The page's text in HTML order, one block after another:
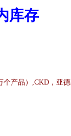
库存
个产品） ,CKD ，亚